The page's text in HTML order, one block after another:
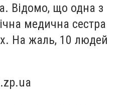
Відомо, що одна з
медична сестра
На жаль, 10 людей